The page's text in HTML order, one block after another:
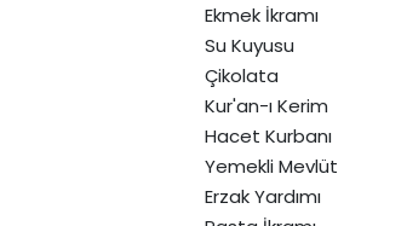
Ekmek İkramı
Su Kuyusu
Çikolata
Kur'an-ı Kerim
Hacet Kurbanı
Yemekli Mevlüt
Erzak Yardımı